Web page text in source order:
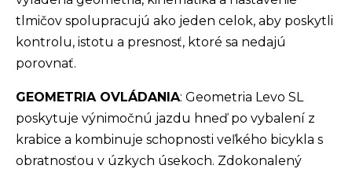
tlmičov spolupracujú ako jeden celok, aby poskytli
kontrolu, istotu a presnosť, ktoré sa nedajú
porovnať.
GEOMETRIA OVLÁDANIA: Geometria Levo SL
poskytuje výnimočnú jazdu hneď po vybalení z
krabice a kombinuje schopnosti veľkého bicykla s
obratnosťou v úzkych úsekoch. Zdokonalený